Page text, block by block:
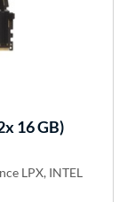
16 GB)
LPX, INTEL